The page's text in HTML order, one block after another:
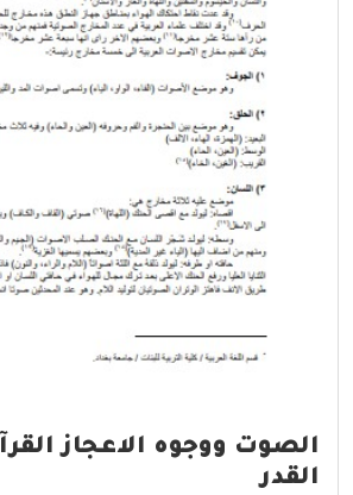
الصوت ووجوه الاعجاز
القدر